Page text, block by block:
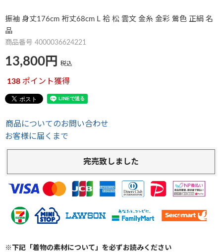
振袖 身丈176cm 裄丈68cm L 袷 松 雲文 金糸 金彩 鶯色 正絹 名
品
商品番号 4000036624221
13,800 税込
138 ポイント獲得
商品についてのお問い合わせ
お客様に届くまで
完売致しました
※下記「着物の素材について」を必ずお読みください